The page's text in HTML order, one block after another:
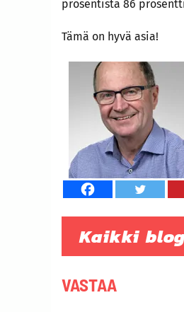
prosentista 86
Tämä on hyvä asia!
Kaikki
VASTAA